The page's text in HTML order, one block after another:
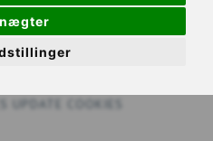
UPDATE COOKIES